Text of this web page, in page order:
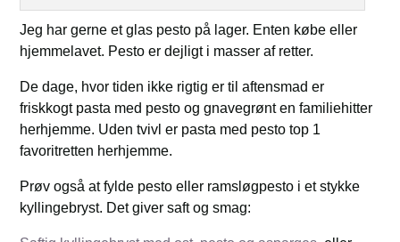
Jeg har gerne et glas pesto på lager. Enten købe eller
hjemmelavet. Pesto er dejligt i masser af retter.
De dage, hvor tiden ikke rigtig er til aftensmad er
friskkogt pasta med pesto og gnavegrønt en familiehitter
herhjemme. Uden tvivl er pasta med pesto top 1
favoritretten herhjemme.
Prøv også at fylde pesto eller ramsløgpesto i et stykke
kyllingebryst. Det giver saft og smag: